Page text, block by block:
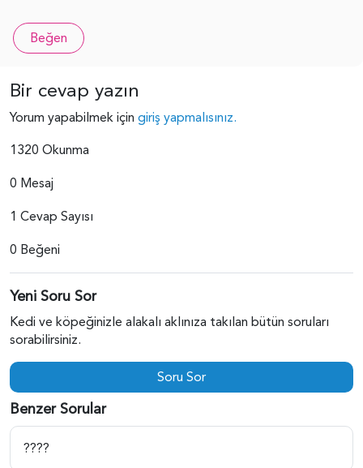
Beğen
Bir cevap yazın
Yorum yapabilmek için giriş yapmalısınız.
1320 Okunma
0 Mesaj
1 Cevap Sayısı
0 Beğeni
Yeni Soru Sor
Kedi ve köpeğinizle alakalı aklınıza takılan bütün soruları
sorabilirsiniz.
Soru Sor
Benzer Sorular
????